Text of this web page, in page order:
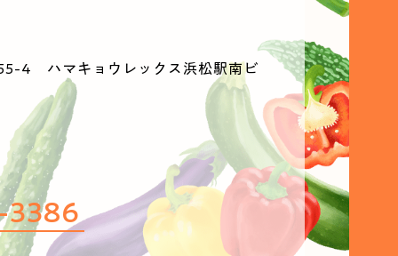
4 ハマキョウレックス浜松駅南ビ